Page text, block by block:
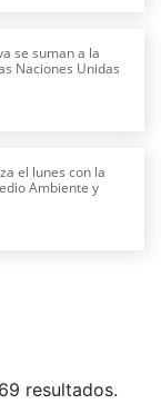
se suman a la
Naciones Unidas
el lunes con la
Ambiente y
resultados.